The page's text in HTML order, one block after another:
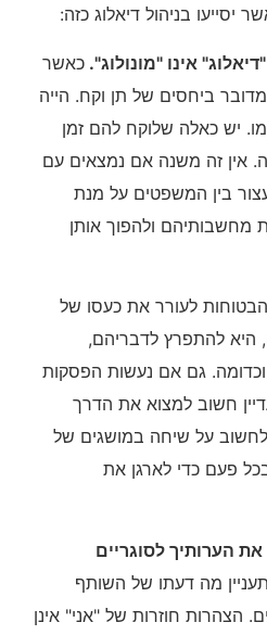
יסייעו בניהול דיאלוג כזה:
אינו "מונולוג". כאשר
ביחסים של תן וקח. הייה
יש כאלה שלוקח להם זמן
אין זה משנה אם נמצאים עם
בין המשפטים על מנת
ולהפוך אותן
לעורר את כעסו של
היא להתפרץ לדבריהם,
גם אם נעשות הפסקות
חשוב למצוא את הדרך
על שיחה במושגים של
פעם כדי לארגן את
הערותיך לסוגריים
מה דעתו של השותף
הצהרות חוזרות של "אני" אינן